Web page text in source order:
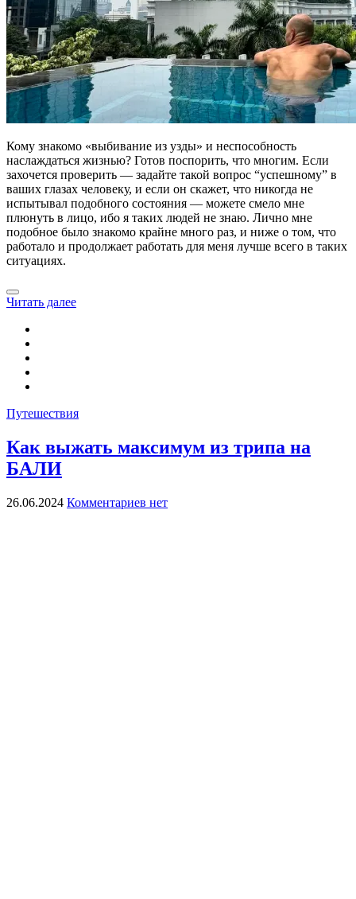
Кому знакомо «выбивание из узды» и неспособность
наслаждаться жизнью? Готов поспорить, что многим. Если
захочется проверить — задайте такой вопрос “успешному” в
ваших глазах человеку, и если он скажет, что никогда не
испытывал подобного состояния — можете смело мне
плюнуть в лицо, ибо я таких людей не знаю. Лично мне
подобное было знакомо крайне много раз, и ниже о том, что
работало и продолжает работать для меня лучше всего в таких
ситуациях.
Читать далее
Путешествия
Как выжать максимум из трипа на
БАЛИ
26.06.2024 Комментариев нет